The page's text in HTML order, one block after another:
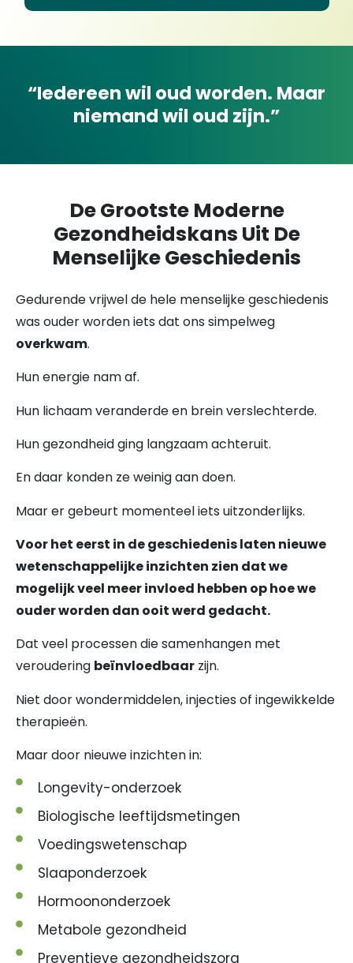
“Iedereen wil oud worden. Maar
niemand wil oud zijn.”
De Grootste Moderne
Gezondheidskans Uit De
Menselijke Geschiedenis
Gedurende vrijwel de hele menselijke geschiedenis
was ouder worden iets dat ons simpelweg
overkwam.
Hun energie nam af.
Hun lichaam veranderde en brein verslechterde.
Hun gezondheid ging langzaam achteruit.
En daar konden ze weinig aan doen.
Maar er gebeurt momenteel iets uitzonderlijks.
Voor het eerst in de geschiedenis laten nieuwe
wetenschappelijke inzichten zien dat we
mogelijk veel meer invloed hebben op hoe we
ouder worden dan ooit werd gedacht.
Dat veel processen die samenhangen met
veroudering beïnvloedbaar zijn.
Niet door wondermiddelen, injecties of ingewikkelde
therapieën.
Maar door nieuwe inzichten in:
Longevity-onderzoek
Biologische leeftijdsmetingen
Voedingswetenschap
Slaaponderzoek
Hormoononderzoek
Metabole gezondheid
Preventieve gezondheidszorg